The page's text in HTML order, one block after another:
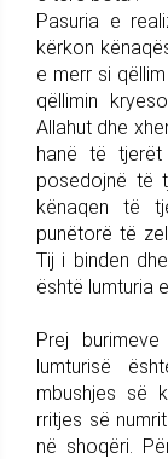
Pasuria e
kërkon
e merr si
qëllimin
Allahut dhe
hanë të
posedojnë të
kënaqen të
punëtorë të
Tij i binden
është lumturia
Prej
lumturisë
mbushjes së
rritjes së
në shoqëri.